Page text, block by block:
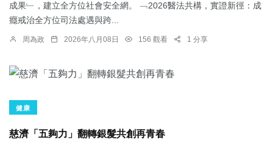
成果﹂，建立全方位社會安全網。 ﹁2026醫法共構，實證新徑：成
癮戒治全方位司法處遇與跨...
周為政 2026年八月08日 156 觀看 1 分享
健康
慈濟「五夠力」翻轉銀髮共創再青春